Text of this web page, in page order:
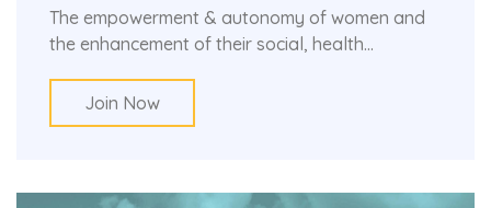
The empowerment & autonomy of women and
the enhancement of their social, health…
Join Now